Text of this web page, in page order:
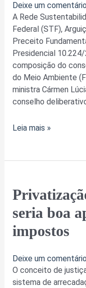
Deixe um comentário
A Rede
Federal (STF),
Preceito
Presidencial
composição do
do Meio Ambiente
ministra Cármen
conselho
de
conselho
deliberativo
do
Fundo
Nacional
do
Meio
Ambiente
Leia mais »
seria boa
impostos
Deixe um comentário
O conceito de
sistema de
Privatização
dos
presídios
seria
boa
dos
impostos